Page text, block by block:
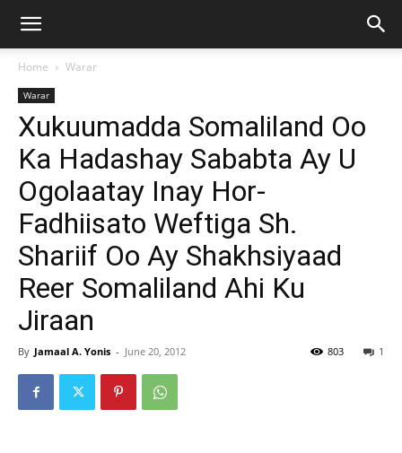
Home Warar
Warar
Xukuumadda Somaliland Oo
Ka Hadashay Sababta Ay U
Ogolaatay Inay Hor-
Fadhiisato Weftiga Sh.
Shariif Oo Ay Shakhsiyaad
Reer Somaliland Ahi Ku
Jiraan
By Jamaal A. Yonis - June 20, 2012 1
803